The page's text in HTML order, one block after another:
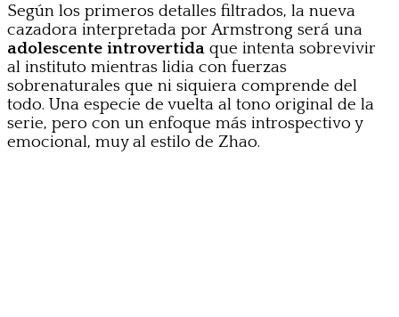
Según los primeros detalles filtrados, la nueva
cazadora interpretada por Armstrong será una
adolescente introvertida que intenta sobrevivir
al instituto mientras lidia con fuerzas
sobrenaturales que ni siquiera comprende del
todo. Una especie de vuelta al tono original de la
serie, pero con un enfoque más introspectivo y
emocional, muy al estilo de Zhao.